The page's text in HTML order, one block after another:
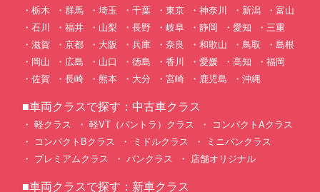
栃木
群馬 埼玉 千葉 東京 神奈川 新潟
富山
石川
福井 山梨 長野 岐阜 静岡 愛知
三重
滋賀
京都 大阪 兵庫 奈良 和歌山 鳥取
島根
岡山
広島 山口 徳島 香川 愛媛 高知
福岡
佐賀
長崎 熊本 大分 宮崎 鹿児島 沖縄
■車両クラスで探す：中古車クラス
軽クラス 軽VT（バントラ）クラス
コンパクトAクラス
コンパクトBクラス
ミドルクラス
ミニバンクラス
プレミアムクラス
バンクラス 店舗オリジナル
■車両クラスで探す：新車クラス